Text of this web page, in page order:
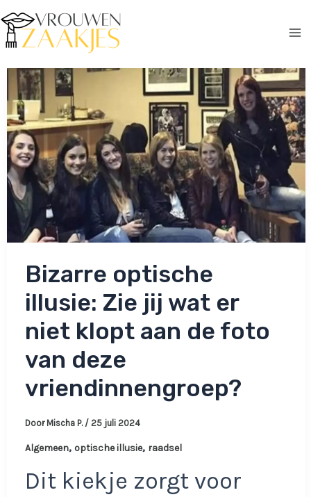
naar
de
Bizarre optische
illusie: Zie jij wat er
niet klopt aan de foto
van deze
vriendinnengroep?
Door Mischa P. / 25 juli 2024
Algemeen, optische illusie, raadsel
Dit kiekje zorgt voor